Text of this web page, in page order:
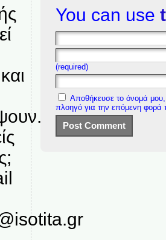
You can use
(required)
Αποθήκευσε το όνομά μου,
πλοηγό για την επόμενη